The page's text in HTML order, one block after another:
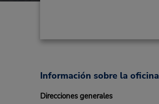
Información sobre la oficina
Direcciones generales